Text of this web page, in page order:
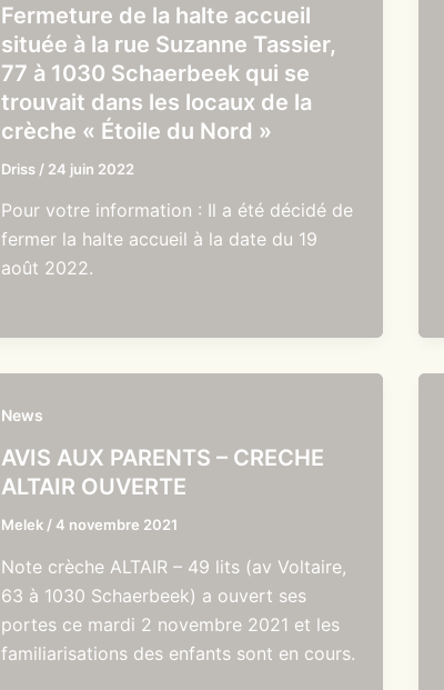
Fermeture de la halte accueil
située à la rue Suzanne Tassier,
77 à 1030 Schaerbeek qui se
trouvait dans les locaux de la
crèche « Étoile du Nord »
Driss / 24 juin 2022
Pour votre information : Il a été décidé de
fermer la halte accueil à la date du 19
août 2022.
News
AVIS AUX PARENTS – CRECHE
ALTAIR OUVERTE
Melek /4 novembre 2021
Note crèche ALTAIR – 49 lits (av Voltaire,
63 à 1030 Schaerbeek) a ouvert ses
portes ce mardi 2 novembre 2021 et les
familiarisations des enfants sont en cours.